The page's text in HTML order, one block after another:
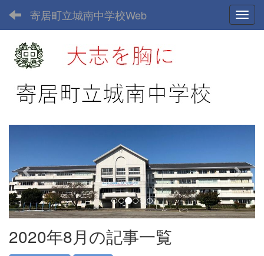
寄居町立城南中学校Web
e
v
i
o
u
s
x
t
2020年8月の記事一覧